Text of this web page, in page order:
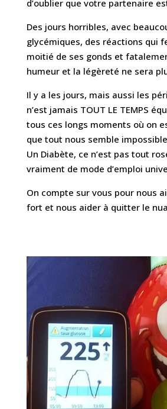
d’oublier que votre partenaire
Des jours horribles, avec
glycémiques, des réactions qui
moitié de ses gonds et
humeur et la légèreté ne sera
Il y a les jours, mais aussi les
n’est jamais TOUT LE TEMPS
tous ces longs moments où on
que tout nous semble
Un Diabète, ce n’est pas tout
vraiment de mode d’emploi
On compte sur vous pour nous
fort et nous aider à quitter le